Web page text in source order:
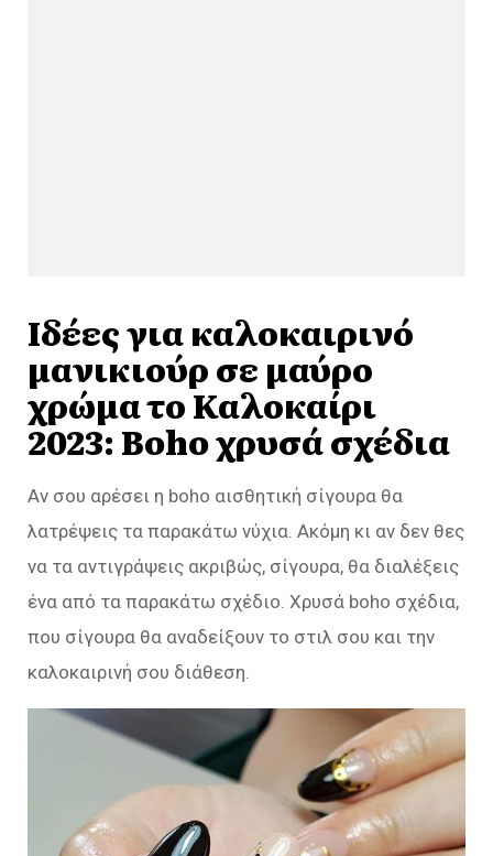
Ιδέες για καλοκαιρινό
μανικιούρ σε μαύρο
χρώμα το Καλοκαίρι
2023: Boho χρυσά σχέδια
Αν σου αρέσει η boho αισθητική σίγουρα θα
λατρέψεις τα παρακάτω νύχια. Ακόμη κι αν δεν θες
να τα αντιγράψεις ακριβώς, σίγουρα, θα διαλέξεις
ένα από τα παρακάτω σχέδιο. Χρυσά boho σχέδια,
που σίγουρα θα αναδείξουν το στιλ σου και την
καλοκαιρινή σου διάθεση.